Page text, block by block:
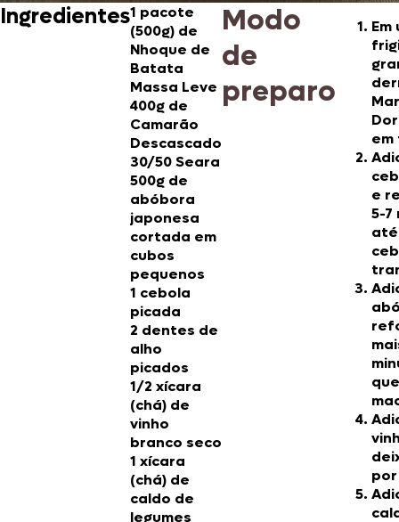
Ingredientes1 pacote
(500g) de
Nhoque de
Batata
Massa Leve
400g de
Camarão
Descascado
30/50 Seara
500g de
abóbora
japonesa
cortada em
cubos
pequenos
1 cebola
picada
2 dentes de
alho
picados
1/2 xícara
(chá) de
vinho
branco seco
1 xícara
(chá) de
caldo de
legumes
Modo
de
preparo
Em
em
e
5-7